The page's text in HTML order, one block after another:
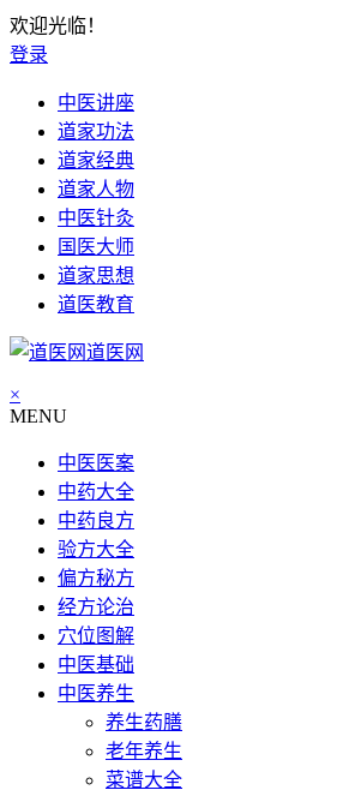
欢迎光临！
登录
中医讲座
道家功法
道家经典
道家人物
中医针灸
国医大师
道家思想
道医教育
道医网
×
MENU
中医医案
中药大全
中药良方
验方大全
偏方秘方
经方论治
穴位图解
中医基础
中医养生
养生药膳
老年养生
菜谱大全